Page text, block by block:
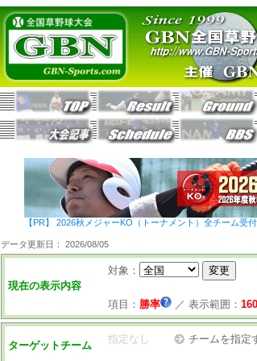
【PR】 2026秋メジャーKO（トーナメント）全チーム
データ更新日： 2026/08/05
現在の表示内容
対象：
項目： 勝率 ／ 表示範囲：
ターゲットチーム
指定なし チームを指定